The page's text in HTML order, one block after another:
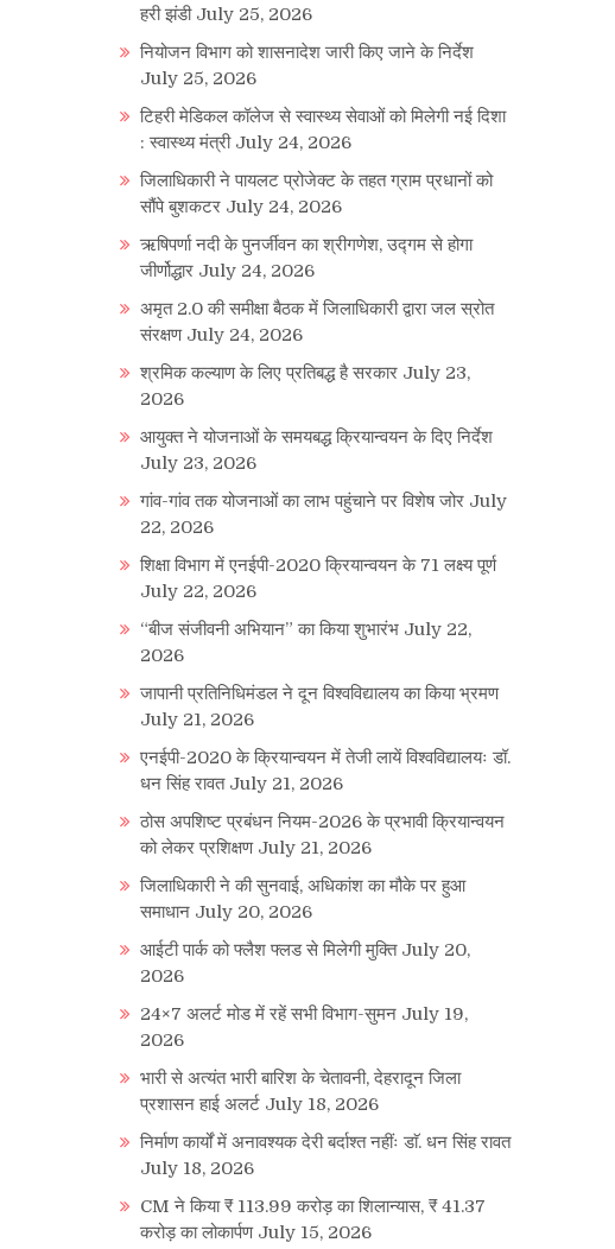
हरी झंडी July 25, 2026
नियोजन विभाग को शासनादेश जारी किए जाने के निर्देश
July 25, 2026
टिहरी मेडिकल कॉलेज से स्वास्थ्य सेवाओं को मिलेगी नई दिशा
: स्वास्थ्य मंत्री July 24, 2026
जिलाधिकारी ने पायलट प्रोजेक्ट के तहत ग्राम प्रधानों को
सौंपे बुशकटर July 24, 2026
ऋषिपर्णा नदी के पुनर्जीवन का श्रीगणेश, उद्गम से होगा
जीर्णोद्धार July 24, 2026
अमृत 2.0 की समीक्षा बैठक में जिलाधिकारी द्वारा जल स्रोत
संरक्षण July 24, 2026
श्रमिक कल्याण के लिए प्रतिबद्ध है सरकार July 23,
2026
आयुक्त ने योजनाओं के समयबद्ध क्रियान्वयन के दिए निर्देश
July 23, 2026
गांव-गांव तक योजनाओं का लाभ पहुंचाने पर विशेष जोर July
22, 2026
शिक्षा विभाग में एनईपी-2020 क्रियान्वयन के 71 लक्ष्य पूर्ण
July 22, 2026
“बीज संजीवनी अभियान” का किया शुभारंभ July 22,
2026
जापानी प्रतिनिधिमंडल ने दून विश्वविद्यालय का किया भ्रमण
July 21, 2026
एनईपी-2020 के क्रियान्वयन में तेजी लायें विश्वविद्यालयः डॉ.
धन सिंह रावत July 21, 2026
ठोस अपशिष्ट प्रबंधन नियम-2026 के प्रभावी क्रियान्वयन
को लेकर प्रशिक्षण July 21, 2026
जिलाधिकारी ने की सुनवाई, अधिकांश का मौके पर हुआ
समाधान July 20, 2026
आईटी पार्क को फ्लैश फ्लड से मिलेगी मुक्ति July 20,
2026
24×7 अलर्ट मोड में रहें सभी विभाग-सुमन July 19,
2026
भारी से अत्यंत भारी बारिश के चेतावनी, देहरादून जिला
प्रशासन हाई अलर्ट July 18, 2026
निर्माण कार्यों में अनावश्यक देरी बर्दाश्त नहींः डाॅ. धन सिंह रावत
July 18, 2026
CM ने किया ₹ 113.99 करोड़ का शिलान्यास, ₹ 41.37
करोड़ का लोकार्पण July 15, 2026